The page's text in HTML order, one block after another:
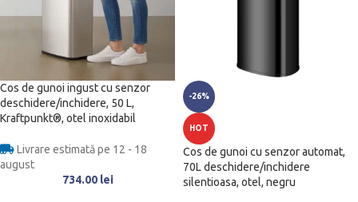
Cos de gunoi ingust cu senzor
deschidere/inchidere, 50 L,
Kraftpunkt®, otel inoxidabil
Livrare estimată pe 12 - 18
august
734.00 lei
-26%
HOT
Cos de gunoi cu senzor automat,
70L deschidere/inchidere
silentioasa, otel, negru